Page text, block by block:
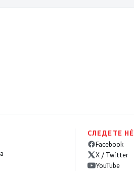
СЛЕДЕТЕ НÉ
Facebook
X / Twitter
YouTube